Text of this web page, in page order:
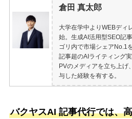
倉田 真太郎
大学在学中よりWEBディ
始。生成AI活用型SEO記
ゴリ内で市場シェアNo.1
記事超のAIライティング
PVのメディアを立ち上げ
与した経験を有する。
バクヤスAI 記事代行では、